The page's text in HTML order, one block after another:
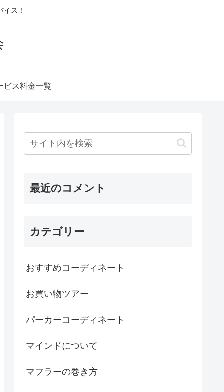
ス！
ビス料金一覧
最近のコメント
カテゴリー
おすすめコーディネート
お買い物ツアー
パーカーコーディネート
マインドについて
マフラーの巻き方